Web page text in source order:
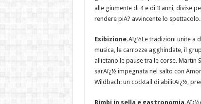
alle giumente di 4 e di 3 anni, divise
rendere piA? avvincente lo spettacolo.
Esibizione.Aï¿½Le tradizioni unite a
musica, le carrozze agghindate, il
allietano le pause tra le corse. Martin
sarAï¿½ impegnata nel salto con
Wildbach: un cocktail di abilitAï¿½,
Bimbi in sella e gastronomia.